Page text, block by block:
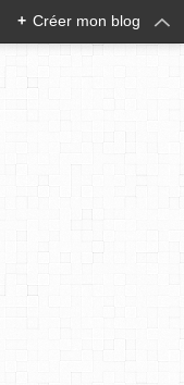
+ Créer mon blog